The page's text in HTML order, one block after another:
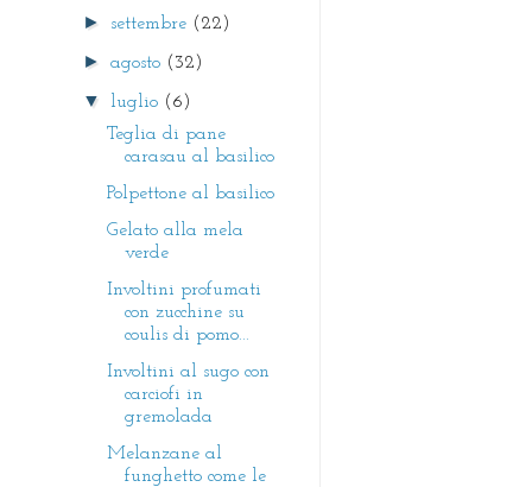
► settembre (22)
►agosto (32)
▼ luglio (6)
Teglia di pane
carasau al basilico
Polpettone al basilico
Gelato alla mela
verde
Involtini profumati
con zucchine su
coulis di pomo...
Involtini al sugo con
carciofi in
gremolada
Melanzane al
funghetto come le